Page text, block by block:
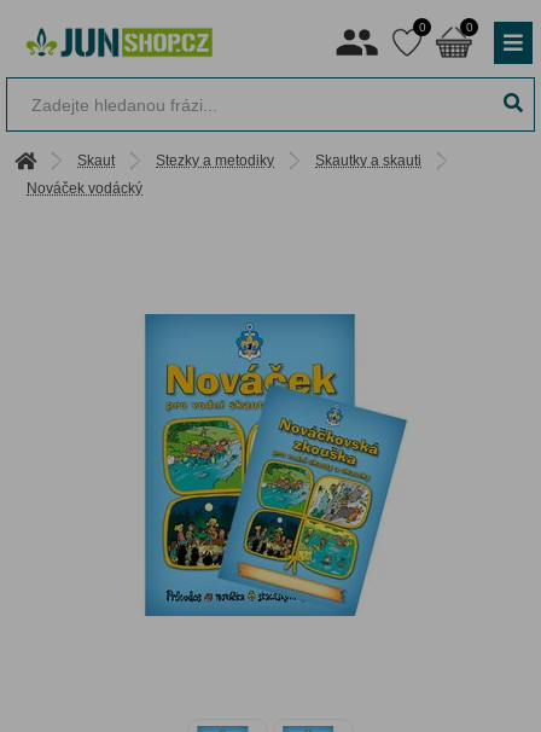
0 0
Skaut Stezky a metodiky
Skautky a skauti
Nováček vodácký